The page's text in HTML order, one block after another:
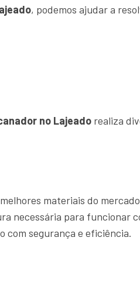
, podemos ajudar a
no Lajeado realiza
materiais do
necessária para funcionar
com segurança e eficiência.